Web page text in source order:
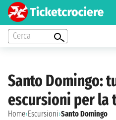
Cerca
Santo Domingo:
escursioni per la
Home›Escursioni›Santo Domingo